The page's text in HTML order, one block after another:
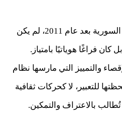
مع انحسار الدولة المركزية السورية بعد عام 2011، لم يكن
كان فراغًا هوياتيًا بامتياز.
والتمييز التي مارسها نظام
للتعبير، لا كحركات ثقافية
بالاعتراف والتمكين.